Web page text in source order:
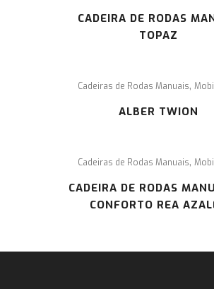
CADEIRA DE RODAS
TOPAZ
Cadeiras de Rodas Manuais,
ALBER TWION
Cadeiras de Rodas Manuais,
CADEIRA DE RODAS
CONFORTO REA